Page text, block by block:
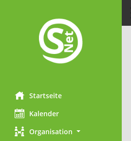
Startseite
Kalender
Organisation